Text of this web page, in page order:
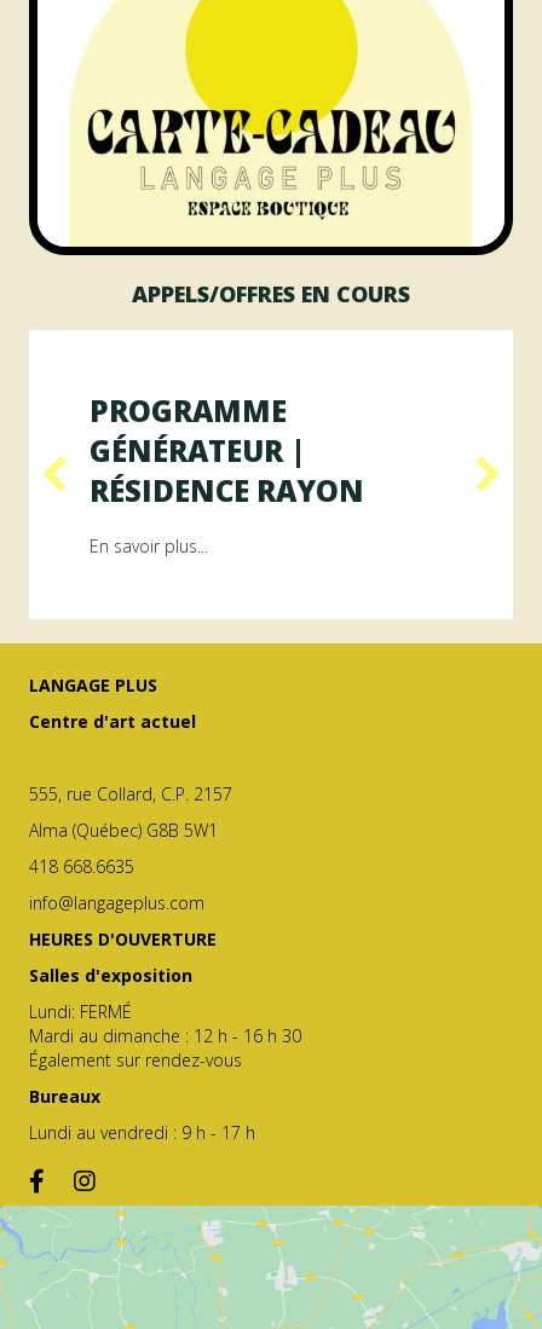
APPELS/OFFRES EN COURS
ArAMiS
PROGRAMME
GÉNÉRATEUR |
RÉSIDENCE RAYON
En savoir plus...
LANGAGE PLUS
Centre d'art actuel
555, rue Collard, C.P. 2157
Alma (Québec) G8B 5W1
418 668.6635
info@langageplus.com
HEURES D'OUVERTURE
Salles d'exposition
Lundi: FERMÉ
Mardi au dimanche : 12 h - 16 h 30
Également sur rendez-vous
Bureaux
Lundi au vendredi : 9 h - 17 h